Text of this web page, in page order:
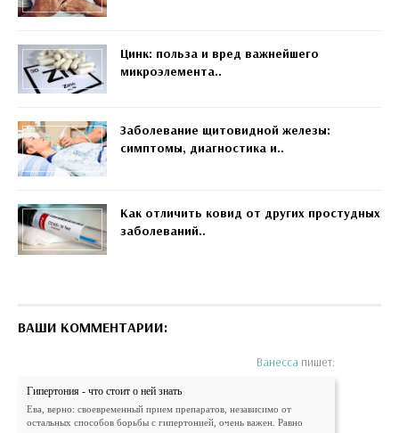
Цинк: польза и вред важнейшего
микроэлемента..
Заболевание щитовидной железы:
симптомы, диагностика и..
Как отличить ковид от других простудных
заболеваний..
ВАШИ КОММЕНТАРИИ:
Ванесса пишет:
Гипертония - что стоит о ней знать
Ева, верно: своевременный прием препаратов, независимо от
остальных способов борьбы с гипертонией, очень важен. Равно